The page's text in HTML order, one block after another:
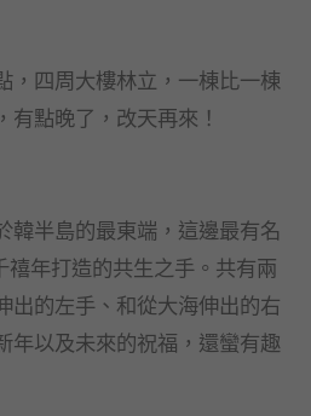
，四周大樓林立，一棟比一棟
點晚了，改天再來！
韓半島的最東端，這邊最有名
年打造的共生之手。共有兩
出的左手、和從大海伸出的右
年以及未來的祝福，還蠻有趣